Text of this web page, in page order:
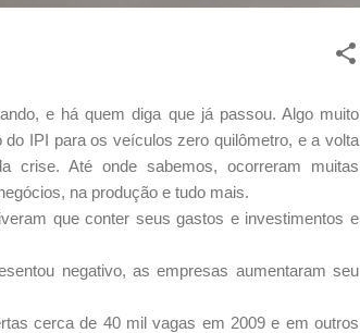
e há quem diga que já passou. Algo muito
IPI para os veículos zero quilômetro, e a volta
crise. Até onde sabemos, ocorreram muitas
na produção e tudo mais.
que conter seus gastos e investimentos e
negativo, as empresas aumentaram seu
cerca de 40 mil vagas em 2009 e em outros